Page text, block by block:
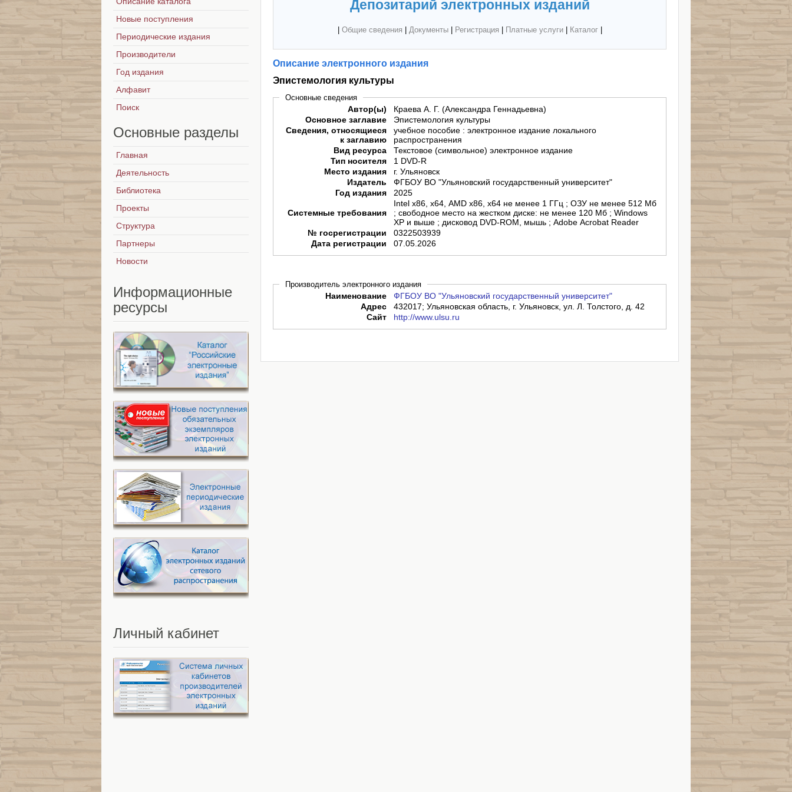
Депозитарий электронных изданий
Общие сведения Документы| Регистрация Платные услуги| Каталог|
Описание электронного издания
Эпистемология культуры
Основные сведения
Автор(ы)
Краева А. Г. (Александра Геннадьевна)
Основное заглавие
Эпистемология культуры
Сведения, относящиеся
к заглавию
учебное пособие : электронное издание локального
распространения
Вид ресурса
Текстовое (символьное) электронное издание
Тип носителя
1 DVD-R
Место издания
г. Ульяновск
Издатель
ФГБОУ ВО "Ульяновский государственный университет"
Год издания
2025
Системные требования
Intel x86, x64, AMD x86, x64 не менее 1 ГГц ; ОЗУ не менее 512 Мб
; свободное место на жестком диске: не менее 120 Мб ; Windows
XP и выше ; дисковод DVD-ROM, мышь ; Adobe Acrobat Reader
№ госрегистрации
0322503939
Дата регистрации
07.05.2026
Производитель электронного издания
Наименование
ФГБОУ ВО "Ульяновский государственный университет"
Адрес
432017; Ульяновская область, г. Ульяновск, ул. Л. Толстого, д. 42
Сайт
http://www.ulsu.ru
Новые поступления
Периодические издания
Производители
Год издания
Алфавит
Поиск
Основные разделы
Главная
Деятельность
Библиотека
Проекты
Структура
Партнеры
Новости
Информационные
ресурсы
Личный кабинет